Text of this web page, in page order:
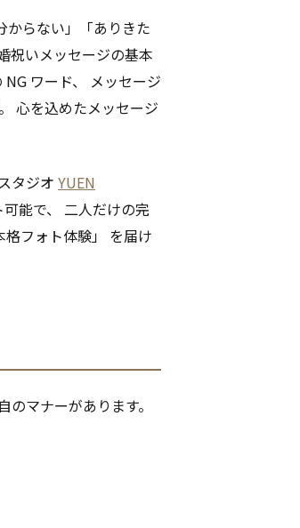
からない」「ありきた
祝いメッセージの基本
ワード、 メッセージ
心を込めたメッセージ
タジオ YUEN
能で、 二人だけの完
フォト体験」 を届け
マナーがあります。